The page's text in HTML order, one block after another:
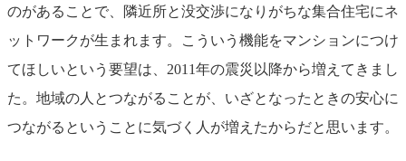
のがあることで、隣近所と没交渉になりがちな集合住宅にネ
ットワークが生まれます。こういう機能をマンションにつけ
てほしいという要望は、2011年の震災以降から増えてきまし
た。地域の人とつながることが、いざとなったときの安心に
つながるということに気づく人が増えたからだと思います。